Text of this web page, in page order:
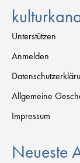
Unterstützen
Anmelden
Allgemeine
Impressum
Neueste